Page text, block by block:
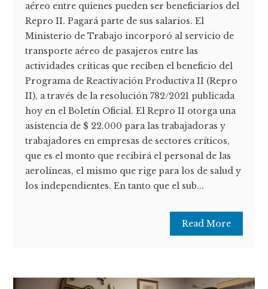
aéreo entre quienes pueden ser beneficiarios del
Repro II. Pagará parte de sus salarios. El
Ministerio de Trabajo incorporó al servicio de
transporte aéreo de pasajeros entre las
actividades críticas que reciben el beneficio del
Programa de Reactivación Productiva II (Repro
II), a través de la resolución 782/2021 publicada
hoy en el Boletín Oficial. El Repro II otorga una
asistencia de $ 22.000 para las trabajadoras y
trabajadores en empresas de sectores críticos,
que es el monto que recibirá el personal de las
aerolíneas, el mismo que rige para los de salud y
los independientes. En tanto que el sub...
Read More